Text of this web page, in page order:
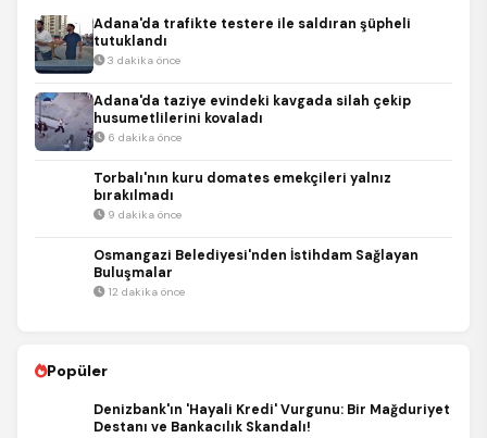
Adana'da trafikte testere ile saldıran şüpheli
tutuklandı
3 dakika önce
Adana'da taziye evindeki kavgada silah çekip
husumetlilerini kovaladı
6 dakika önce
Torbalı'nın kuru domates emekçileri yalnız
bırakılmadı
9 dakika önce
Osmangazi Belediyesi'nden İstihdam Sağlayan
Buluşmalar
12 dakika önce
Popüler
Denizbank'ın 'Hayali Kredi' Vurgunu: Bir Mağduriyet
Destanı ve Bankacılık Skandalı!